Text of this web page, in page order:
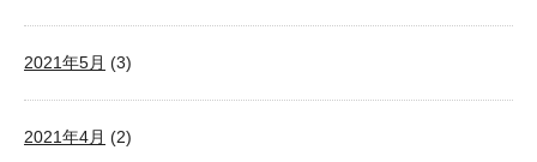
2021年5月 (3)
2021年4月 (2)